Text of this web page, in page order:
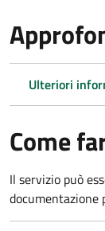
Ulteriori
Come
Il servizio può
documentazione